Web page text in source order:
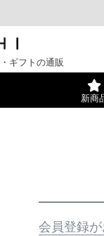
ギフトの通販
新商
会員登録